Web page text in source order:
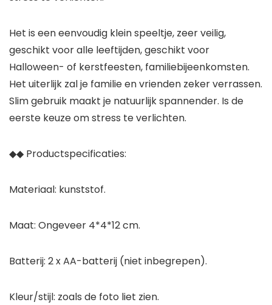
Het is een eenvoudig klein speeltje, zeer veilig,
geschikt voor alle leeftijden, geschikt voor
Halloween- of kerstfeesten, familiebijeenkomsten.
Het uiterlijk zal je familie en vrienden zeker verrassen.
Slim gebruik maakt je natuurlijk spannender. Is de
eerste keuze om stress te verlichten.
◆◆ Productspecificaties:
Materiaal: kunststof.
Maat: Ongeveer 4*4*12 cm.
Batterij: 2 x AA-batterij (niet inbegrepen).
Kleur/stijl: zoals de foto liet zien.